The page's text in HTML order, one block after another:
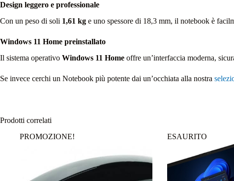
Design leggero e professionale
Con un peso di soli 1,61 kg e uno spessore di 18,3 mm, il notebook è
Windows 11 Home preinstallato
Il sistema operativo Windows 11 Home offre un’interfaccia moderna,
Se invece cerchi un Notebook più potente dai un’occhiata alla nostra
Prodotti correlati
PROMOZIONE!
ESAURITO